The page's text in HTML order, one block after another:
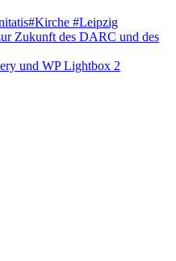
#Leipzig
Zukunft des DARC und des
und WP Lightbox 2